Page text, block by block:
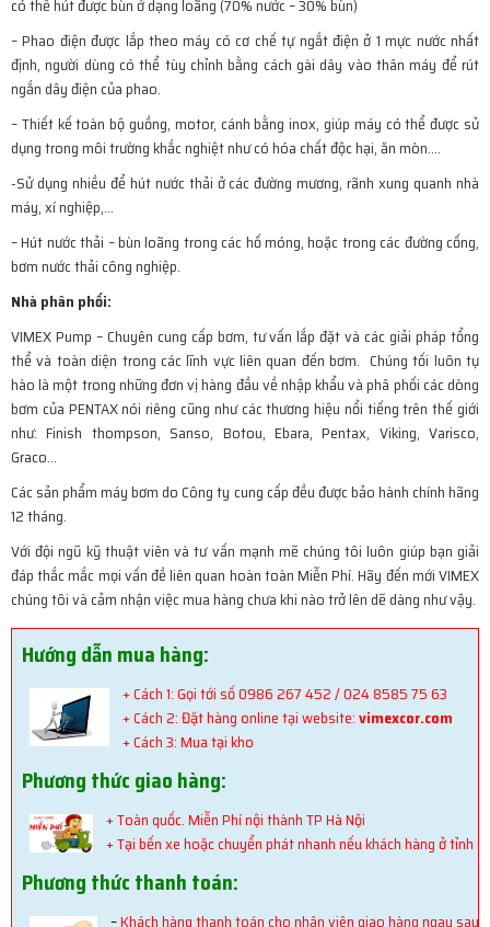
có thể hút được bùn ở dạng loãng (70% nước – 30% bùn)
– Phao điện được lắp theo máy có cơ chế tự ngắt điện ở 1 mực nước nhất
định, người dùng có thể tùy chỉnh bằng cách gài dây vào thân máy để rút
ngắn dây điện của phao.
– Thiết kế toàn bộ guồng, motor, cánh bằng inox, giúp máy có thể được sử
dụng trong môi trường khắc nghiệt như có hóa chất độc hại, ăn mòn….
-Sử dụng nhiều để hút nước thải ở các đường mương, rãnh xung quanh nhà
máy, xí nghiệp,…
– Hút nước thải – bùn loãng trong các hố móng, hoặc trong các đường cống,
bơm nước thải công nghiệp.
Nhà phân phối:
VIMEX Pump – Chuyên cung cấp bơm, tư vấn lắp đặt và các giải pháp tổng
thể và toàn diện trong các lĩnh vực liên quan đến bơm. Chúng tối luôn tự
hào là một trong những đơn vị hàng đầu về nhập khẩu và phâ phối các dòng
bơm của PENTAX nói riêng cũng như các thương hiệu nổi tiếng trên thế giới
như: Finish thompson, Sanso, Botou, Ebara, Pentax, Viking, Varisco,
Graco…
Các sản phẩm máy bơm do Công ty cung cấp đều được bảo hành chính hãng
12 tháng.
Với đội ngũ kỹ thuật viên và tư vấn mạnh mẽ chúng tôi luôn giúp bạn giải
đáp thắc mắc mọi vấn đề liên quan hoàn toàn Miễn Phí. Hãy đến mới VIMEX
chúng tôi và cảm nhận việc mua hàng chưa khi nào trở lên dẽ dàng như vậy.
Hướng dẫn mua hàng:
+ Cách 1: Gọi tới số 0986 267 452 / 024 8585 75 63
+ Cách 2: Đặt hàng online tại website:vimexcor.com
+ Cách 3: Mua tại kho
Phương thức giao hàng:
+ Toàn quốc. Miễn Phí nội thành TP Hà Nội
+ Tại bến xe hoặc chuyển phát nhanh nếu khách hàng ở tỉnh
Phương thức thanh toán:
–Khách hàng thanh toán cho nhân viên giao hàng ngay sau